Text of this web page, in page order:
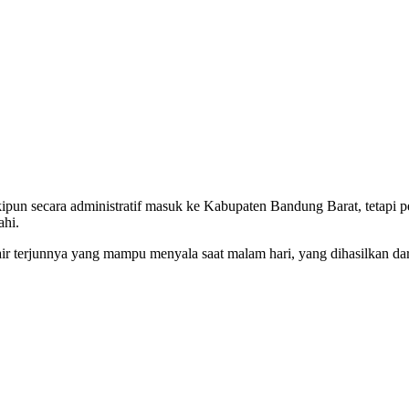
secara administratif masuk ke Kabupaten Bandung Barat, tetapi
yang mampu menyala saat malam hari, yang dihasilkan